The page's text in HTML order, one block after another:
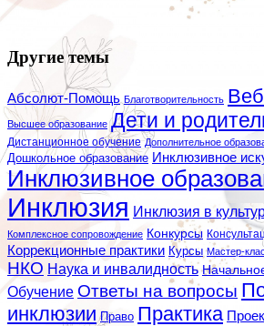
Другие темы
Абсолют-Помощь Благотворительность
Высшее образование Дети и
Дистанционное обучение Дополнительное
Дошкольное образование Инклюзивное
Инклюзивное
Инклюзия Инклюзия в
Комплексное сопровождение Конкурсы
Коррекционные практики Курсы Мастер-
НКО Наука и инвалидность
Обучение Ответы на вопросы
инклюзии Право Практика